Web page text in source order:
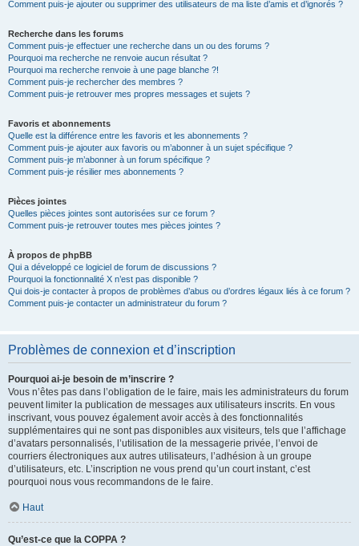
Comment puis-je ajouter ou supprimer des utilisateurs de ma liste d’amis et d’ignorés ?
Recherche dans les forums
Comment puis-je effectuer une recherche dans un ou des forums ?
Pourquoi ma recherche ne renvoie aucun résultat ?
Pourquoi ma recherche renvoie à une page blanche ?!
Comment puis-je rechercher des membres ?
Comment puis-je retrouver mes propres messages et sujets ?
Favoris et abonnements
Quelle est la différence entre les favoris et les abonnements ?
Comment puis-je ajouter aux favoris ou m’abonner à un sujet spécifique ?
Comment puis-je m’abonner à un forum spécifique ?
Comment puis-je résilier mes abonnements ?
Pièces jointes
Quelles pièces jointes sont autorisées sur ce forum ?
Comment puis-je retrouver toutes mes pièces jointes ?
À propos de phpBB
Qui a développé ce logiciel de forum de discussions ?
Pourquoi la fonctionnalité X n’est pas disponible ?
Qui dois-je contacter à propos de problèmes d’abus ou d’ordres légaux liés à ce forum ?
Comment puis-je contacter un administrateur du forum ?
Problèmes de connexion et d’inscription
Pourquoi ai-je besoin de m’inscrire ?
Vous n’êtes pas dans l’obligation de le faire, mais les administrateurs du forum
peuvent limiter la publication de messages aux utilisateurs inscrits. En vous
inscrivant, vous pouvez également avoir accès à des fonctionnalités
supplémentaires qui ne sont pas disponibles aux visiteurs, tels que l’affichage
d’avatars personnalisés, l’utilisation de la messagerie privée, l’envoi de
courriers électroniques aux autres utilisateurs, l’adhésion à un groupe
d’utilisateurs, etc. L’inscription ne vous prend qu’un court instant, c’est
pourquoi nous vous recommandons de le faire.
Haut
Qu’est-ce que la COPPA ?